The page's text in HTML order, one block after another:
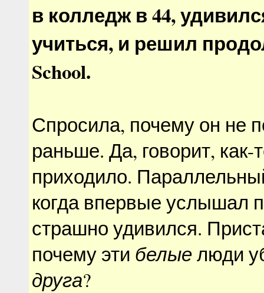
в колледж в 44,
учиться, и решил
School.
Спросила, почему он не
раньше. Да, говорит, как-
приходило.
когда впервые услышал
страшно удивился.
почему эти белыелюди
друга?